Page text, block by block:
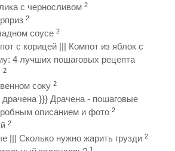
с черносливом 2
2
соусе 2
с корицей ||| Компот из яблок с
4 лучших пошаговых рецепта
2
соку 2
}}} Драчена - пошаговые
описанием и фото 2
2
||| Сколько нужно жарить грузди 2
1